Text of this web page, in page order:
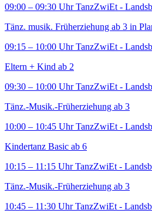
09:00 – 09:30 Uhr TanzZwiEt -
Tänz. musik. Früherziehung ab 3 in
09:15 – 10:00 Uhr TanzZwiEt -
Eltern + Kind ab 2
09:30 – 10:00 Uhr TanzZwiEt -
Tänz.-Musik.-Früherziehung ab 3
10:00 – 10:45 Uhr TanzZwiEt -
Kindertanz Basic ab 6
10:15 – 11:15 Uhr TanzZwiEt -
Tänz.-Musik.-Früherziehung ab 3
10:45 – 11:30 Uhr TanzZwiEt -